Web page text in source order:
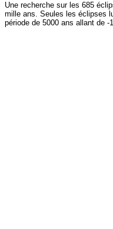
Une recherche sur les 685
mille ans. Seules les éclipses
période de 5000 ans allant de